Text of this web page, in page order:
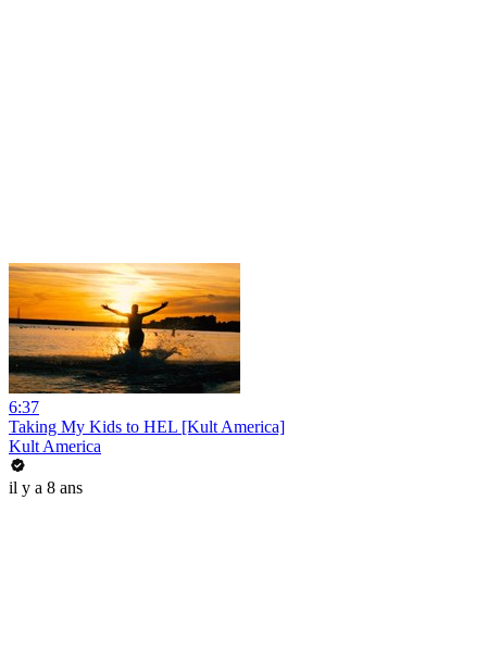
6:37
Taking My Kids to HEL [Kult America]
Kult America
il y a 8 ans